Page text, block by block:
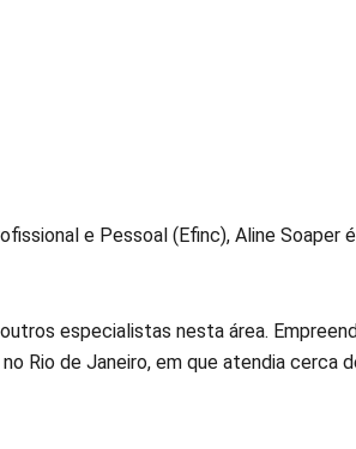
e Pessoal (Efinc), Aline Soaper
especialistas nesta área.
Rio de Janeiro, em que atendia cerca